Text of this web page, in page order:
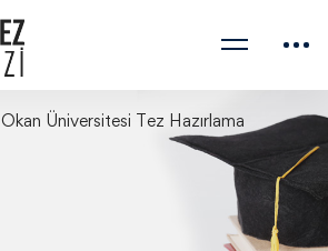
Okan Üniversitesi Tez Hazırlama